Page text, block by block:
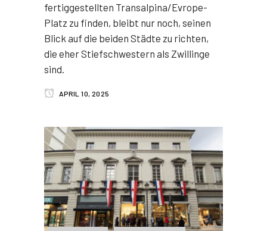
fertiggestellten Transalpina/Evrope-
Platz zu finden, bleibt nur noch, seinen
Blick auf die beiden Städte zu richten,
die eher Stiefschwestern als Zwillinge
sind.
APRIL 10, 2025